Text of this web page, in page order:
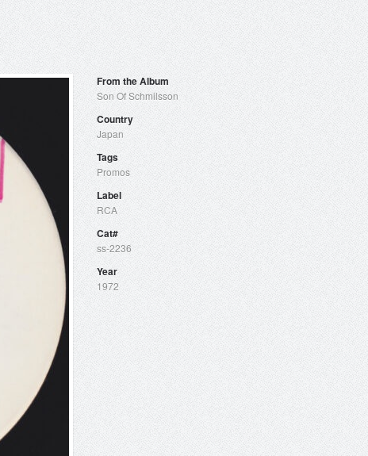
From the Album
Son Of Schmilsson
Country
Japan
Tags
Promos
Label
RCA
Cat#
ss-2236
Year
1972